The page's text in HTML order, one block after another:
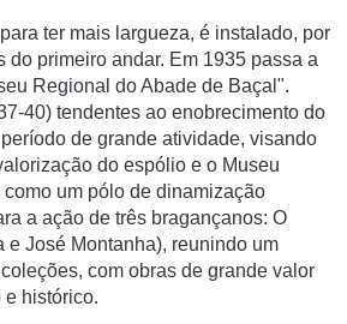
ter mais largueza, é instalado, por
do primeiro andar. Em 1935 passa a
Regional do Abade de Baçal".
40) tendentes ao enobrecimento do
de grande atividade, visando
do espólio e o Museu
um pólo de dinamização
a ação de três bragançanos: O
e José Montanha), reunindo um
com obras de grande valor
e histórico.